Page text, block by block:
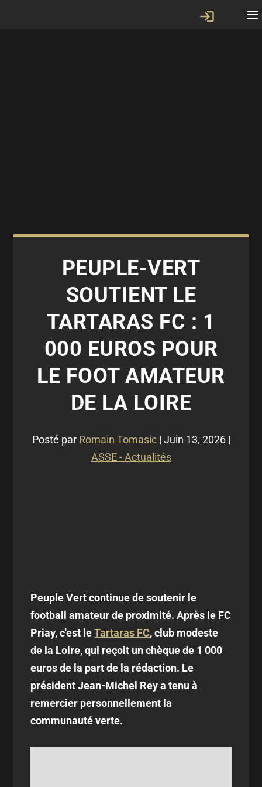
PEUPLE-VERT
SOUTIENT LE
TARTARAS FC : 1
000 EUROS POUR
LE FOOT AMATEUR
DE LA LOIRE
Posté par Romain Tomasic| Juin 13, 2026|
ASSE - Actualités
Peuple Vert continue de soutenir le
football amateur de proximité. Après le FC
Priay, c'est leTartaras FC, club modeste
de la Loire, qui reçoit un chèque de 1 000
euros de la part de la rédaction. Le
président Jean-Michel Rey a tenu à
remercier personnellement la
communauté verte.